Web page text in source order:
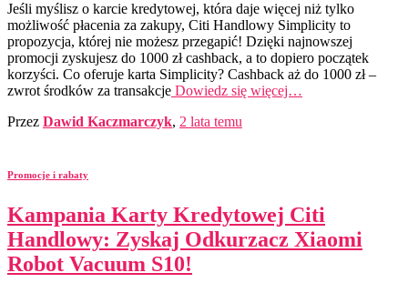
Jeśli myślisz o karcie kredytowej, która daje więcej niż tylko
możliwość płacenia za zakupy, Citi Handlowy Simplicity to
propozycja, której nie możesz przegapić! Dzięki najnowszej
promocji zyskujesz do 1000 zł cashback, a to dopiero początek
korzyści. Co oferuje karta Simplicity? Cashback aż do 1000 zł –
zwrot środków za transakcje Dowiedz się więcej…
Przez Dawid Kaczmarczyk, 2 lata temu
Promocje i rabaty
Kampania Karty Kredytowej Citi
Handlowy: Zyskaj Odkurzacz Xiaomi
Robot Vacuum S10!